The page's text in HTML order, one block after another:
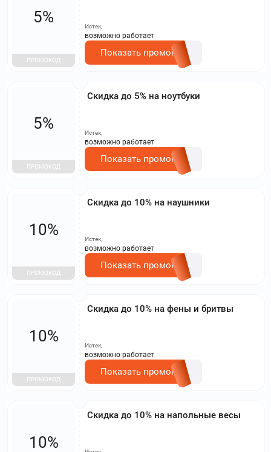
5%
ПРОМОКОД
Истек,
возможно работает
Показать промокод
Скидка до 5% на ноутбуки
5%
ПРОМОКОД
Истек,
возможно работает
Показать промокод
Скидка до 10% на наушники
10%
ПРОМОКОД
Истек,
возможно работает
Показать промокод
Скидка до 10% на фены и бритвы
10%
ПРОМОКОД
Истек,
возможно работает
Показать промокод
Скидка до 10% на напольные весы
10%